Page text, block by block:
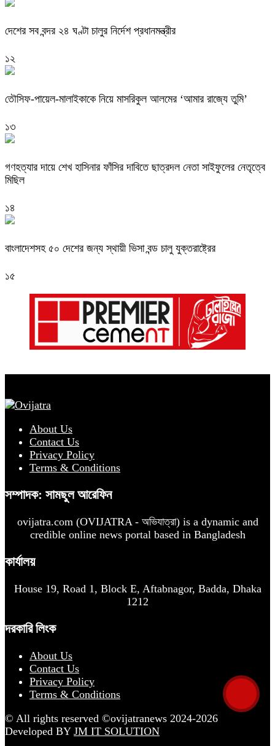
দেশের সব বন্দর ২৪ ঘণ্টা চালুর নির্দেশ প্রধানমন্ত্রীর
১২
তৌসিফ-পায়েল-মালাইকাকে নিয়ে মাসরিকুল আলমের ‘আমার রাজ্যে তুমি’
১৩
গণহত্যার দায়ে শেখ হাসিনার ফাঁসির দাবিতে ছাত্রদল নেতা সাইফুলের নেতৃত্বে
মিছিল
১৪
বাংলাদেশসহ ৫০ দেশের জন্য স্থায়ী ভিসা বন্ড চালু যুক্তরাষ্ট্রের
১৫
About Us
Contact Us
Privacy Policy
Terms & Conditions
সম্পাদক: সামছুল আরেফিন
ovijatra.com (OVIJATRA - অভিযাত্রা) is a dynamic and
credible online news portal based in Bangladesh
কার্যালয়
House 19, Road 1, Block E, Aftabnagor, Badda, Dhaka
1212
দরকারি লিংক
About Us
Contact Us
Privacy Policy
Terms & Conditions
© All rights reserved ©ovijatranews 2024-2026
Developed BY JM IT SOLUTION